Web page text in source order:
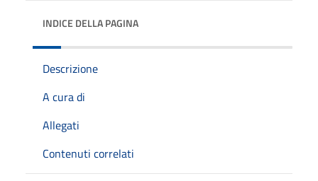
INDICE DELLA PAGINA
Descrizione
A cura di
Allegati
Contenuti correlati